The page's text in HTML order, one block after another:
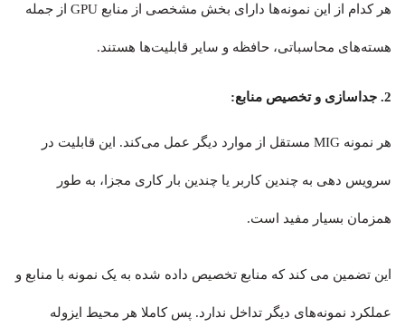
هر کدام از این نمونه‌ها دارای بخش مشخصی از منابع GPU از جمله
هسته‌های محاسباتی، حافظه و سایر قابلیت‌ها هستند.
2. جداسازی و تخصیص منابع:
هر نمونه MIG مستقل از موارد دیگر عمل می‌کند. این قابلیت در
سرویس دهی به چندین کاربر یا چندین بار کاری مجزا، به طور
همزمان بسیار مفید است.
این تضمین می کند که منابع تخصیص داده شده به یک نمونه با منابع و
عملکرد نمونه‌های دیگر تداخل ندارد. پس کاملا هر محیط‌ ایزوله